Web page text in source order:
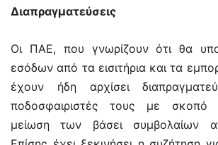
Διαπραγματεύσεις
Οι ΠΑΕ, που γνωρίζουν ότι θα
εσόδων από τα εισιτήρια και τα
έχουν ήδη αρχίσει
ποδοσφαιριστές τους με σκοπό
μείωση των βάσει συμβολαίων